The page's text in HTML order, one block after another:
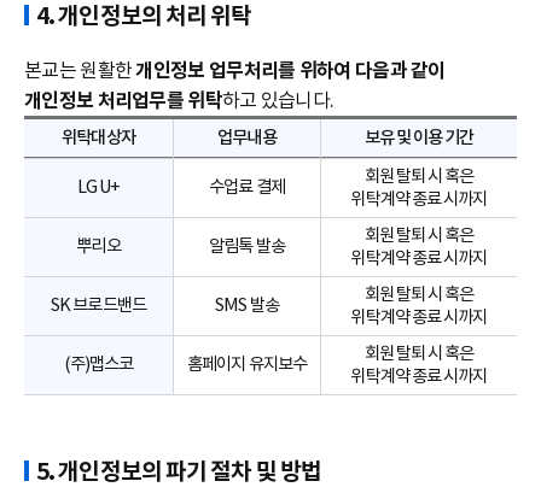
4. 개인정보의 처리 위탁
본교는 원활한개인정보 업무처리를 위하여 다음과 같이
개인정보 처리업무를 위탁하고 있습니다.
위탁대상자 업무내용 보유 및 이용 기간
LG U+ 수업료 결제
회원 탈퇴 시 혹은
위탁계약 종료 시까지
뿌리오 알림톡 발송
회원 탈퇴 시 혹은
위탁계약 종료 시까지
SK 브로드밴드 SMS 발송
회원 탈퇴 시 혹은
위탁계약 종료 시까지
(주)맵스코 홈페이지 유지보수
회원 탈퇴 시 혹은
위탁계약 종료 시까지
5. 개인정보의 파기 절차 및 방법